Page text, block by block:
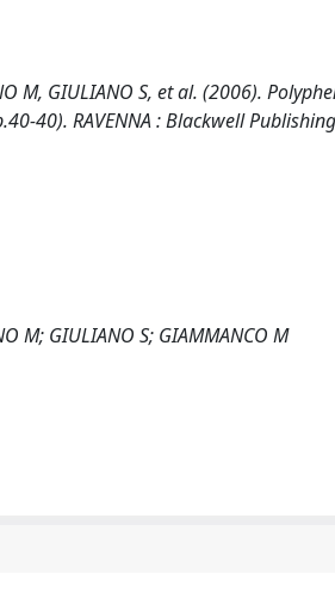
M, GIULIANO S, et al. (2006).
40). RAVENNA : Blackwell
M; GIULIANO S; GIAMMANCO M